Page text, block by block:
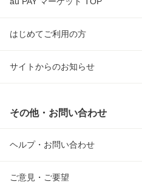
はじめてご利用の方
サイトからのお知らせ
その他・お問い合わせ
ヘルプ・お問い合わせ
ご意見・ご要望